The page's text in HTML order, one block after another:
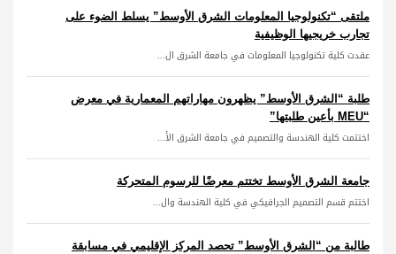
ملتقى “تكنولوجيا المعلومات الشرق الأوسط” يسلط الضوء على
تجارب خريجيها الوظيفية
عقدت كلية تكنولوجيا المعلومات في جامعة الشرق ال...
طلبة “الشرق الأوسط” يظهرون مهاراتهم المعمارية في معرض
“MEU بأعين طلبتها”
اختتمت كلية الهندسة والتصميم في جامعة الشرق الأ...
جامعة الشرق الأوسط تختتم معرضًا للرسوم المتحركة
اختتم قسم التصميم الجرافيكي في كلية الهندسة وال...
طالبة من “الشرق الأوسط” تحصد المركز الإقليمي في مسابقة